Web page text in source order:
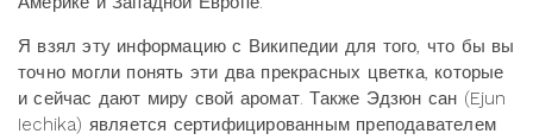
Я взял эту информацию с Википедии для того, что бы вы
точно могли понять эти два прекрасных цветка, которые
и сейчас дают миру свой аромат. Также Эдзюн сан (Ejun
Iechika) является сертифицированным преподавателем